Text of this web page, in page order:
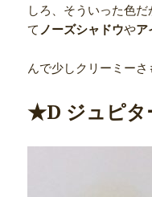
しろ、そういった色だ
て ノーズシャドウやア
んで少しクリーミーさ
★D ジュピ